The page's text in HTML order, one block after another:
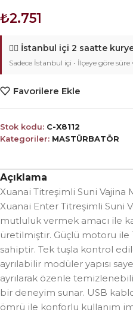
₺2.751
🚴‍♂️ İstanbul içi 2 saatte
Sadece İstanbul içi • İlçeye göre
Favorilere Ekle
Stok kodu: C-X8112
Kategoriler: MASTÜRBATÖR
Açıklama
Xuanai Titreşimli Suni Vajina
Xuanai Enter Titreşimli Suni
mutluluk vermek amacı ile
üretilmiştir. Güçlü motoru ile
sahiptir. Tek tuşla kontrol
ayrılabilir modüler yapısı
ayrılarak özenle
bir deneyim sunar. USB
ömrü ile konforlu kullanım